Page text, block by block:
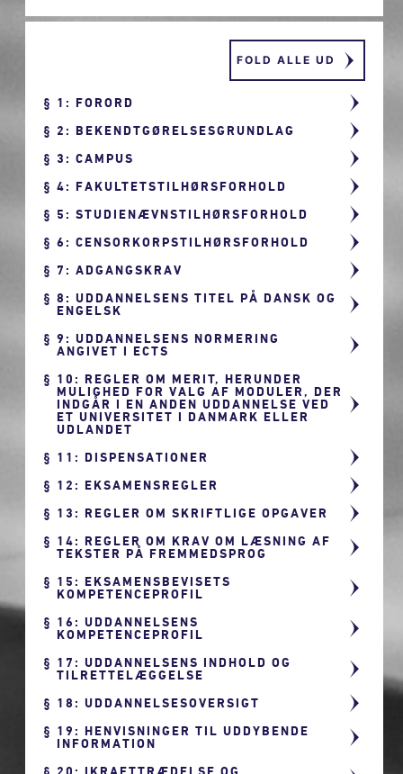
FOLD ALLE UD
1: FORORD
2: BEKENDTGØRELSESGRUNDLAG
3: CAMPUS
4: FAKULTETSTILHØRSFORHOLD
5: STUDIENÆVNSTILHØRSFORHOLD
6: CENSORKORPSTILHØRSFORHOLD
7: ADGANGSKRAV
8: UDDANNELSENS TITEL PÅ DANSK OG
ENGELSK
9: UDDANNELSENS NORMERING
ANGIVET I ECTS
10: REGLER OM MERIT, HERUNDER
MULIGHED FOR VALG AF MODULER, DER
INDGÅR I EN ANDEN UDDANNELSE VED
ET UNIVERSITET I DANMARK ELLER
UDLANDET
11: DISPENSATIONER
12: EKSAMENSREGLER
13: REGLER OM SKRIFTLIGE OPGAVER
14: REGLER OM KRAV OM LÆSNING AF
TEKSTER PÅ FREMMEDSPROG
15: EKSAMENSBEVISETS
KOMPETENCEPROFIL
16: UDDANNELSENS
KOMPETENCEPROFIL
17: UDDANNELSENS INDHOLD OG
TILRETTELÆGGELSE
18: UDDANNELSESOVERSIGT
19: HENVISNINGER TIL UDDYBENDE
INFORMATION
20: IKRAFTTRÆDELSE OG